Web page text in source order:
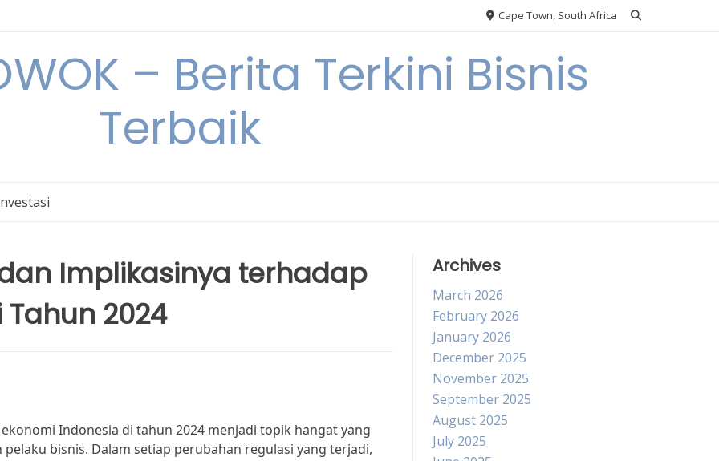
Cape Town, South Africa
– Berita Terkini Bisnis
Terbaik
Implikasinya terhadap
2024
Indonesia di tahun 2024 menjadi topik hangat yang
bisnis. Dalam setiap perubahan regulasi yang terjadi,
Archives
March 2026
February 2026
January 2026
December 2025
November 2025
September 2025
August 2025
July 2025